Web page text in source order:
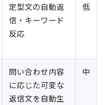
定型文の自動返
信・キーワード
反応
低
問い合わせ内容
に応じた可変な
返信文を自動生
中